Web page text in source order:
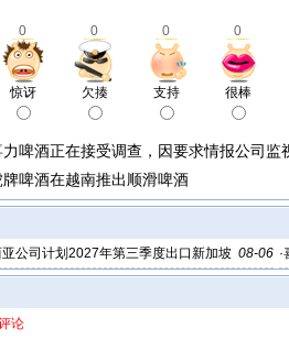
0 0 0 0
惊讶 欠揍 支持 很棒
力啤酒正在接受调查，因要求情报公司监
牌啤酒在越南推出顺滑啤酒
08-06
公司计划2027年第三季度出口新加坡 ·
论